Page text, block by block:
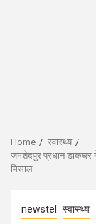
Home
स्वास्थ्य
जमशेदपुर प्रधान डाकघर में
मिसाल
newstel स्वास्थ्य